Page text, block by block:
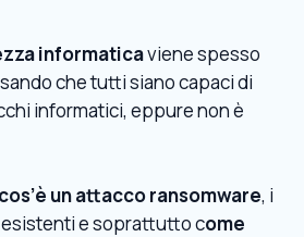
informaticaviene spesso
che tutti siano capaci di
informatici, eppure non è
cos’è un attacco ransomware, i
e soprattutto come